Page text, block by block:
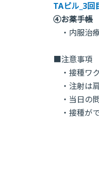
TAビル_3
④お薬手帳
・内服治
■注意事項
・接種ワ
・注射は
・当日の
・接種が